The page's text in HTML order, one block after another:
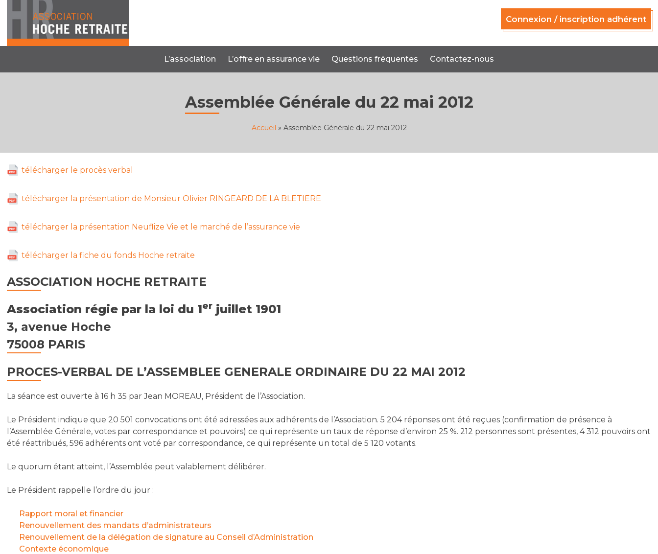
Connexion / inscription adhérent
L’association L’offre en assurance vie Questions fréquentes Contactez-nous
Assemblée Générale du 22 mai 2012
Accueil » Assemblée Générale du 22 mai 2012
télécharger le procès verbal
télécharger la présentation de Monsieur Olivier RINGEARD DE LA BLETIERE
télécharger la présentation Neuflize Vie et le marché de l’assurance vie
télécharger la fiche du fonds Hoche retraite
ASSOCIATION HOCHE RETRAITE
Association régie par la loi du 1er juillet 1901
3, avenue Hoche
75008 PARIS
PROCES-VERBAL DE L’ASSEMBLEE GENERALE ORDINAIRE DU 22 MAI 2012
La séance est ouverte à 16 h 35 par Jean MOREAU, Président de l’Association.
Le Président indique que 20 501 convocations ont été adressées aux adhérents de l’Association. 5 204 réponses ont été reçues (confirmation de présence à
l’Assemblée Générale, votes par correspondance et pouvoirs) ce qui représente un taux de réponse d’environ 25 %. 212 personnes sont présentes, 4 312 pouvoirs ont
été réattribués, 596 adhérents ont voté par correspondance, ce qui représente un total de 5 120 votants.
Le quorum étant atteint, l’Assemblée peut valablement délibérer.
Le Président rappelle l’ordre du jour :
Rapport moral et financier
Renouvellement des mandats d’administrateurs
Renouvellement de la délégation de signature au Conseil d’Administration
Contexte économique